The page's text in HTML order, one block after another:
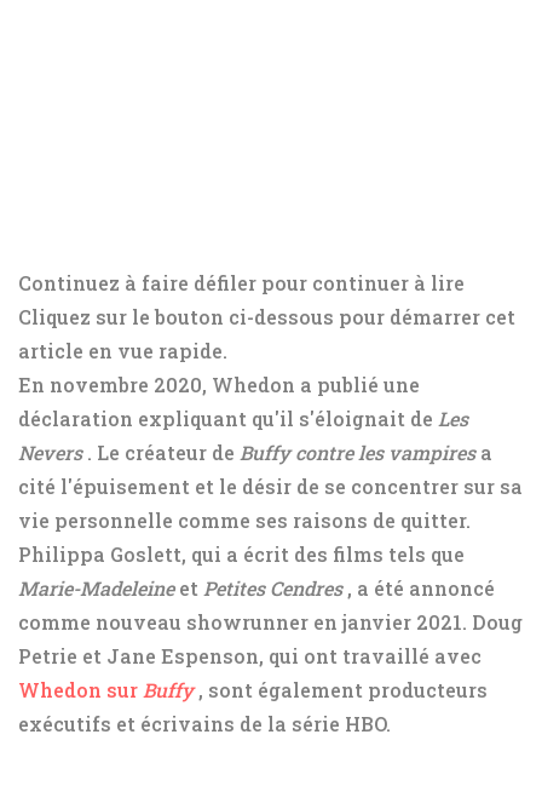
Continuez à faire défiler pour continuer à lire
Cliquez sur le bouton ci-dessous pour démarrer cet
article en vue rapide.
En novembre 2020, Whedon a publié une
déclaration expliquant qu'il s'éloignait de Les
Nevers. Le créateur de Buffy contre les vampiresa
cité l'épuisement et le désir de se concentrer sur sa
vie personnelle comme ses raisons de quitter.
Philippa Goslett, qui a écrit des films tels que
Marie-Madeleineet Petites Cendres, a été annoncé
comme nouveau showrunner en janvier 2021. Doug
Petrie et Jane Espenson, qui ont travaillé avec
Whedon sur Buffy , sont également producteurs
exécutifs et écrivains de la série HBO.